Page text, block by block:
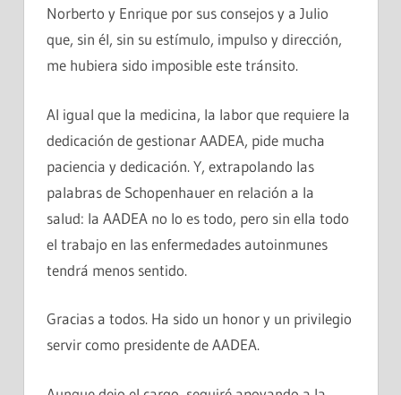
Norberto y Enrique por sus consejos y a Julio
que, sin él, sin su estímulo, impulso y dirección,
me hubiera sido imposible este tránsito.
Al igual que la medicina, la labor que requiere la
dedicación de gestionar AADEA, pide mucha
paciencia y dedicación. Y, extrapolando las
palabras de Schopenhauer en relación a la
salud: la AADEA no lo es todo, pero sin ella todo
el trabajo en las enfermedades autoinmunes
tendrá menos sentido.
Gracias a todos. Ha sido un honor y un privilegio
servir como presidente de AADEA.